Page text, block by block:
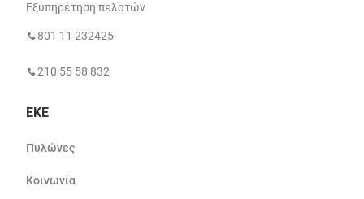
Εξυπηρέτηση πελατών
801 11 232425
210 55 58 832
ΕΚΕ
Πυλώνες
Κοινωνία